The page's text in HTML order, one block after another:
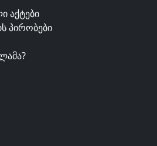
აქტები
პირობები